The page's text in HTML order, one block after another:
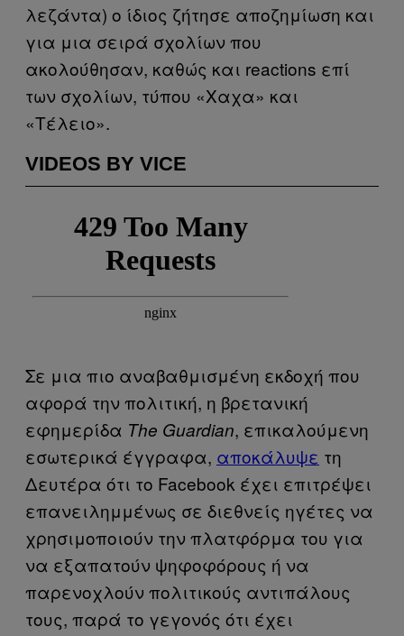
λεζάντα) ο ίδιος ζήτησε αποζημίωση και
για μια σειρά σχολίων που
ακολούθησαν, καθώς και reactions επί
των σχολίων, τύπου «Χαχα» και
«Τέλειο».
VIDEOS BY VICE
Σε μια πιο αναβαθμισμένη εκδοχή που
αφορά την πολιτική, η βρετανική
εφημερίδα The Guardian, επικαλούμενη
εσωτερικά έγγραφα, αποκάλυψε τη
Δευτέρα ότι το Facebook έχει επιτρέψει
επανειλημμένως σε διεθνείς ηγέτες να
χρησιμοποιούν την πλατφόρμα του για
να εξαπατούν ψηφοφόρους ή να
παρενοχλούν πολιτικούς αντιπάλους
τους, παρά το γεγονός ότι έχει